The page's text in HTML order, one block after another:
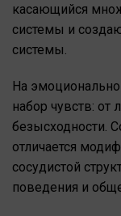
касающийся
системы и
системы.
На
набор чувств: от
безысходности.
отличается
сосудистой
поведения и